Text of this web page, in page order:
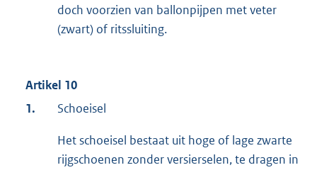
doch voorzien van ballonpijpen met veter
(zwart) of ritssluiting.
Artikel 10
1.
Schoeisel
Het schoeisel bestaat uit hoge of lage zwarte
rijgschoenen zonder versierselen, te dragen in